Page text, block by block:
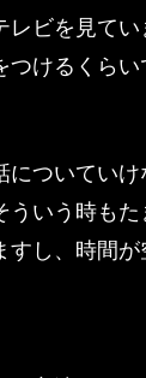
ビを見てい
けるくらい
ついていけ
いう時もた
し、時間が